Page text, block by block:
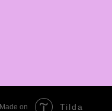
Made on Tilda